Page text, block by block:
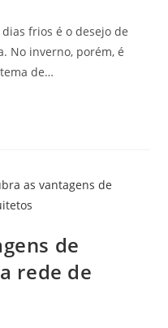
frios é o desejo de
No inverno, porém, é
de…
de
rede de